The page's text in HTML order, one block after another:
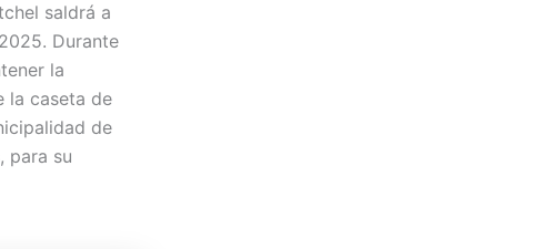
saldrá a
Durante
la
la caseta de
de
para su